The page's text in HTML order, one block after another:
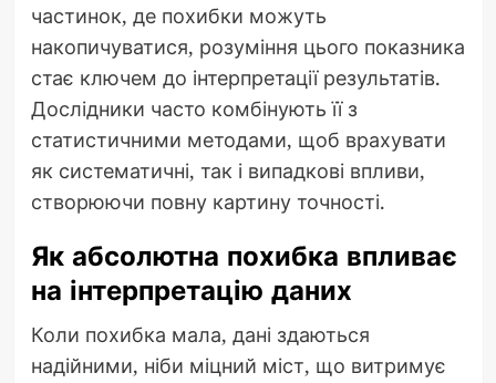
частинок, де похибки можуть
накопичуватися, розуміння цього показника
стає ключем до інтерпретації результатів.
Дослідники часто комбінують її з
статистичними методами, щоб врахувати
як систематичні, так і випадкові впливи,
створюючи повну картину точності.
Як абсолютна похибка впливає
на інтерпретацію даних
Коли похибка мала, дані здаються
надійними, ніби міцний міст, що витримує